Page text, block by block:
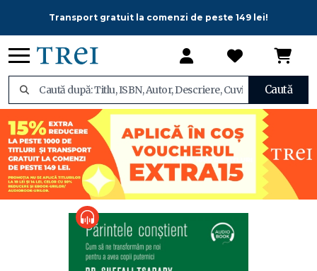
Transport gratuit la comenzi de peste 149 lei!
Caută